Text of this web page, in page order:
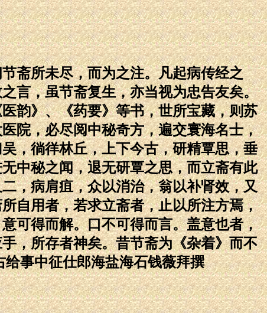
所未尽，而为之注。凡起病传经之
言，虽节斋复生，亦当视为忠告友矣。
韵》、《药要》等书，世所宝藏，则苏
院，必尽阅中秘奇方，遍交寰海名士，
，徜徉林丘，上下今古，研精覃思，垂
中秘之闻，退无研覃之思，而立斋有此
，病肩疽，众以消治，翁以补肾效，又
自用者，若求立斋者，止以所注方焉，
可得而解。口不可得而言。盖意也者，
，所存者神矣。昔节斋为《杂着》而不
事中征仕郎海盐海石钱薇拜撰